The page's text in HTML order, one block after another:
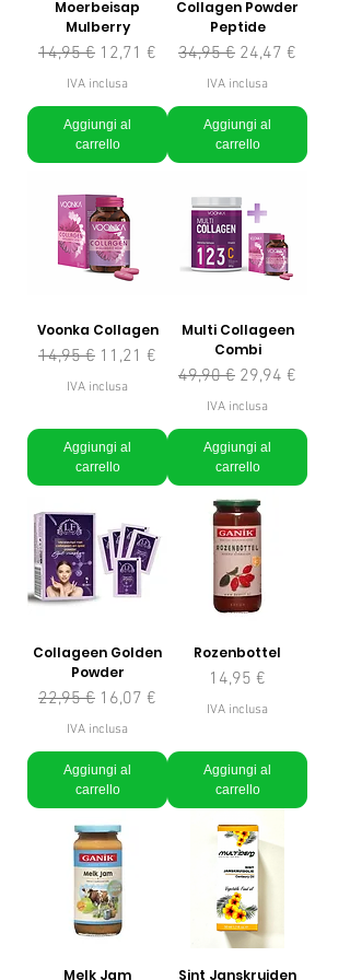
Moerbeisap
Mulberry
Prezzo regolare
14,95 € Prezzo scontato
12,71 €
IVA inclusa
Aggiungi al
carrello
Collagen Powder
Peptide
Prezzo regolare
34,95 € Prezzo scontato
24,47 €
IVA inclusa
Aggiungi al
carrello
Voonka Collagen
Prezzo regolare
14,95 € Prezzo scontato
11,21 €
IVA inclusa
Aggiungi al
carrello
Multi Collageen
Combi
Prezzo regolare
49,90 € Prezzo scontato
29,94 €
IVA inclusa
Aggiungi al
carrello
Collageen Golden
Powder
Prezzo regolare
22,95 € Prezzo scontato
16,07 €
IVA inclusa
Aggiungi al
carrello
Rozenbottel
Prezzo
14,95 €
IVA inclusa
Aggiungi al
carrello
Melk Jam Sint Janskruiden